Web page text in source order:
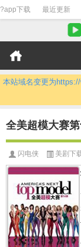
?app下载 最近更新
本站域名变更为
全美超模大赛
闪电侠 美剧下